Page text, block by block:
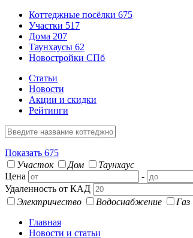
Коттеджные посёлки 675
Участки 517
Дома 207
Таунхаусы 62
Новостройки СПб
Статьи
Новости
Акции и скидки
Рейтинги
Показать 675
Участок
Дом
Таунхаус
Цена
-
Удаленность от КАД
Электричество
Водоснабжение
Газ
Главная
Новости и статьи